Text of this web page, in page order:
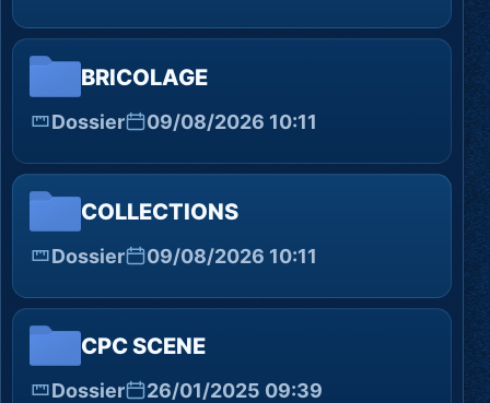
BRICOLAGE
Dossier 09/08/2026 10:11
COLLECTIONS
Dossier 09/08/2026 10:11
CPC SCENE
Dossier 26/01/2025 09:39